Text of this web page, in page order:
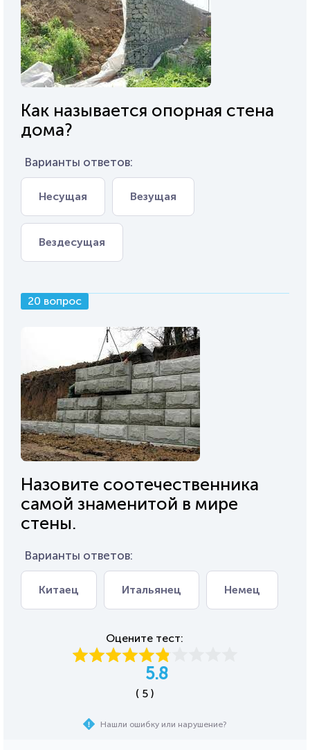
Как называется опорная стена
дома?
Варианты ответов:
Несущая Везущая
Вездесущая
20 вопрос
Назовите соотечественника
самой знаменитой в мире
стены.
Варианты ответов:
Китаец Итальянец Немец
Оцените тест:
5.8
( 5 )
Нашли ошибку или нарушение?